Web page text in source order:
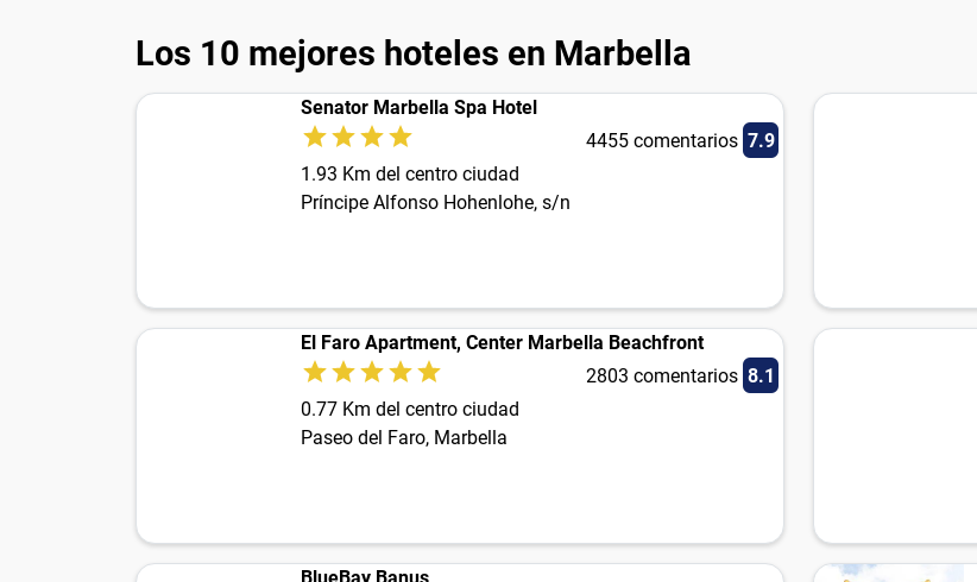
Los 10 mejores hoteles en Marbella
Senator Marbella Spa Hotel
4455 comentarios 7.9
1.93 Km del centro ciudad
Príncipe Alfonso Hohenlohe, s/n
El Faro Apartment, Center Marbella Beachfront
2803 comentarios 8.1
0.77 Km del centro ciudad
Paseo del Faro, Marbella